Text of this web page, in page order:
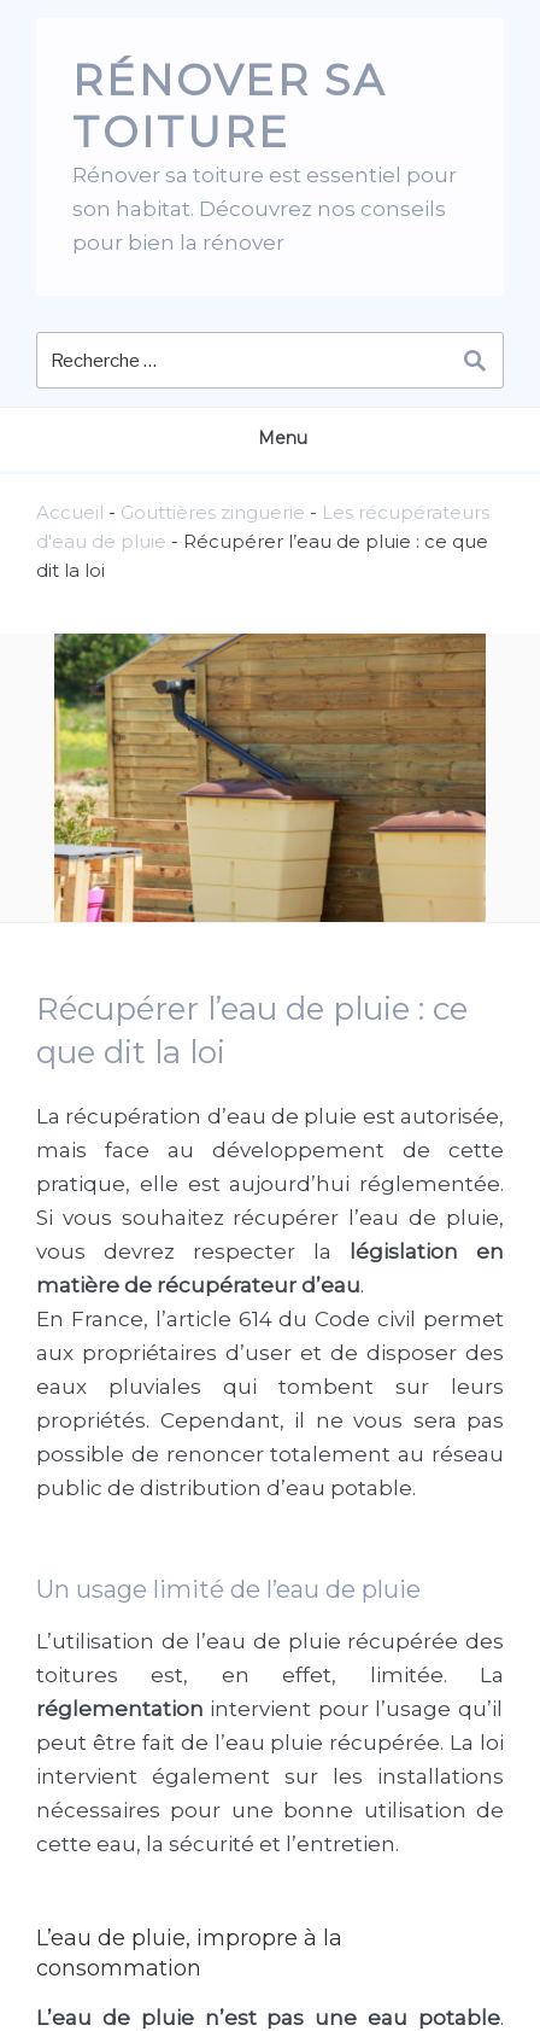
RÉNOVER SA
TOITURE
Rénover sa toiture est essentiel pour
son habitat. Découvrez nos conseils
pour bien la rénover
Menu
Accueil - Gouttières zinguerie - Les récupérateurs
d'eau de pluie - Récupérer l’eau de pluie : ce que
dit la loi
Récupérer l’eau de pluie : ce
que dit la loi
La récupération d’eau de pluie est autorisée,
mais face au développement de cette
pratique, elle est aujourd’hui réglementée.
Si vous souhaitez récupérer l’eau de pluie,
vous devrez respecter la
législation en
matière de récupérateur d’eau.
En France, l’article 614 du Code civil permet
aux propriétaires d’user et de disposer des
eaux pluviales qui tombent sur leurs
propriétés. Cependant, il ne vous sera pas
possible de renoncer totalement au réseau
public de distribution d’eau potable.
Un usage limité de l’eau de pluie
L’utilisation de l’eau de pluie récupérée des
toitures est, en effet, limitée. La
réglementation intervient pour l’usage qu’il
peut être fait de l’eau pluie récupérée. La loi
intervient également sur les installations
nécessaires pour une bonne utilisation de
cette eau, la sécurité et l’entretien.
L’eau de pluie, impropre à la
consommation
L’eau de pluie n’est pas une eau potable.